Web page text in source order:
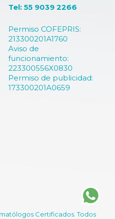
Permiso COFEPRIS:
213300201A1760
Aviso de
funcionamiento:
223300556X0830
Permiso de publicidad:
173300201A0659
Tel: 55 9039 2266
Certificados. Todos